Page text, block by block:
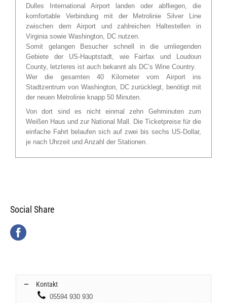
Dulles International Airport landen oder abfliegen, die
komfortable Verbindung mit der Metrolinie Silver Line
zwischen dem Airport und zahlreichen Haltestellen in
Virginia sowie Washington, DC nutzen.
Somit gelangen Besucher schnell in die umliegenden
Gebiete der US-Hauptstadt, wie Fairfax und Loudoun
County, letzteres ist auch bekannt als DC’s Wine Country.
Wer die gesamten 40 Kilometer vom Airport ins
Stadtzentrum von Washington, DC zurücklegt, benötigt mit
der neuen Metrolinie knapp 50 Minuten.
Von dort sind es nicht einmal zehn Gehminuten zum
Weißen Haus und zur National Mall. Die Ticketpreise für die
einfache Fahrt belaufen sich auf zwei bis sechs US-Dollar,
je nach Uhrzeit und Anzahl der Stationen.
Social Share
Kontakt
05594 930 930